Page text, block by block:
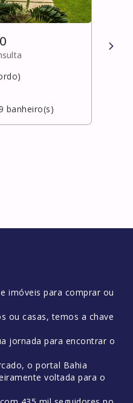
banheiro(s)
R$
imóveis para comprar ou
ou casas, temos a chave
jornada para encontrar o
o portal Bahia
voltada para o